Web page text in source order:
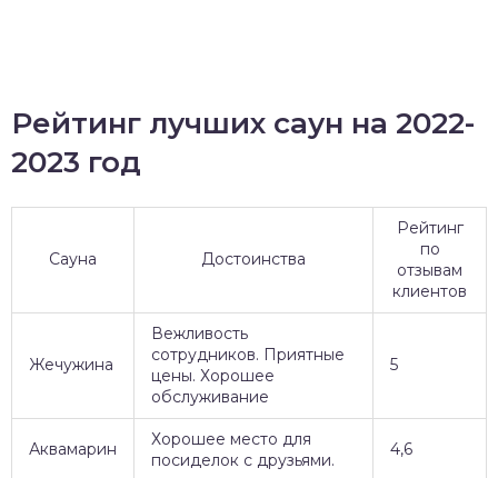
Рейтинг лучших саун на 2022-
2023 год
Сауна Достоинства
Рейтинг
по
отзывам
клиентов
Жечужина
Вежливость
сотрудников. Приятные
цены. Хорошее
обслуживание
5
Аквамарин
Хорошее место для
посиделок с друзьями.
4,6